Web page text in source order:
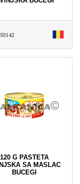
120 G PASTETA
SA MASLAC
BUCEGI